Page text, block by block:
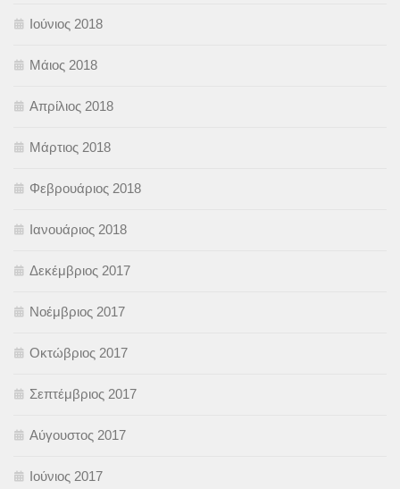
Ιούνιος 2018
Μάιος 2018
Απρίλιος 2018
Μάρτιος 2018
Φεβρουάριος 2018
Ιανουάριος 2018
Δεκέμβριος 2017
Νοέμβριος 2017
Οκτώβριος 2017
Σεπτέμβριος 2017
Αύγουστος 2017
Ιούνιος 2017